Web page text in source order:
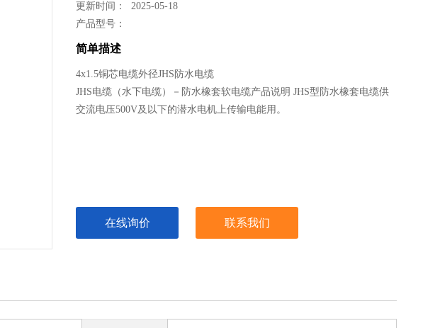
更新时间： 2025-05-18
产品型号：
简单描述
4x1.5铜芯电缆外径JHS防水电缆
JHS电缆（水下电缆）－防水橡套软电缆产品说明 JHS型防水橡套电缆供
交流电压500V及以下的潜水电机上传输电能用。
在线询价 联系我们